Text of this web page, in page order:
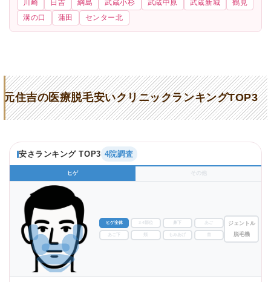
川崎 日吉 綱島 武蔵小杉 武蔵中原 武蔵新城
鶴見
溝の口
蒲田 センター北
元住吉の医療脱毛安いクリニックランキングTOP3
安さランキング TOP3 4院調査
ヒゲ その他
ヒゲ全体 3-4部位 鼻下 あご
あご下 もみあげ
ジェントル
脱毛機